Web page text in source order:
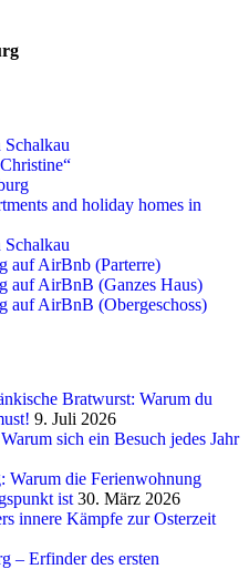
and holiday homes in
auf AirBnb (Parterre)
auf AirBnB (Ganzes Haus)
auf AirBnB (Obergeschoss)
Bratwurst: Warum du
9. Juli 2026
sich ein Besuch jedes Jahr
Warum die Ferienwohnung
ist 30. März 2026
innere Kämpfe zur Osterzeit
– Erfinder des ersten